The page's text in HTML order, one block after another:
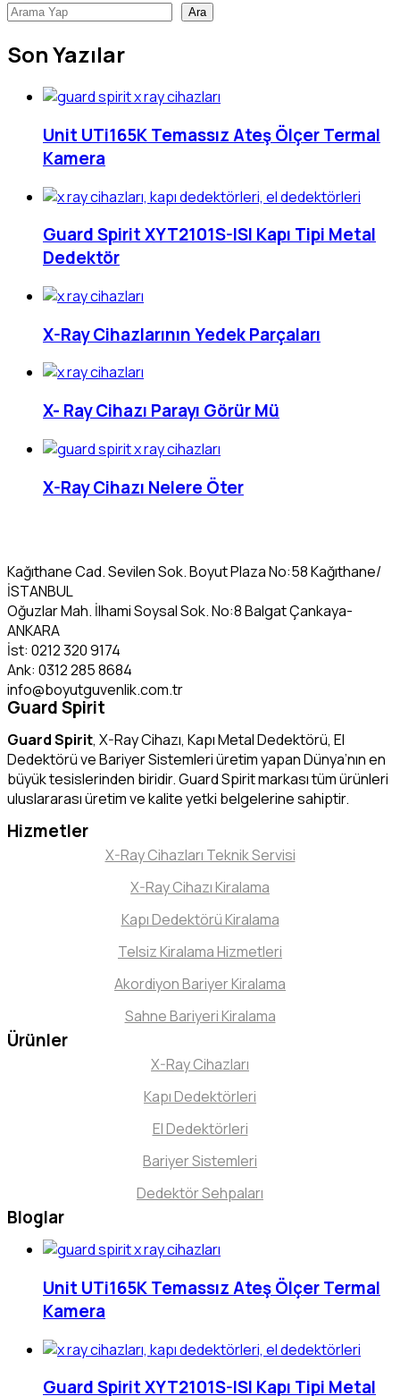
Ara
Son Yazılar
Unit UTi165K Temassız Ateş Ölçer Termal
Kamera
Guard Spirit XYT2101S-ISI Kapı Tipi Metal
Dedektör
X-Ray Cihazlarının Yedek Parçaları
X- Ray Cihazı Parayı Görür Mü
X-Ray Cihazı Nelere Öter
Kağıthane Cad. Sevilen Sok. Boyut Plaza No:58 Kağıthane/
İSTANBUL
Oğuzlar Mah. İlhami Soysal Sok. No:8 Balgat Çankaya-
ANKARA
İst: 0212 320 9174
Ank: 0312 285 8684
info@boyutguvenlik.com.tr
Guard Spirit
Guard Spirit, X-Ray Cihazı, Kapı Metal Dedektörü, El
Dedektörü ve Bariyer Sistemleri üretim yapan Dünya’nın en
büyük tesislerinden biridir. Guard Spirit markası tüm ürünleri
uluslararası üretim ve kalite yetki belgelerine sahiptir.
Hizmetler
X-Ray Cihazları Teknik Servisi
X-Ray Cihazı Kiralama
Kapı Dedektörü Kiralama
Telsiz Kiralama Hizmetleri
Akordiyon Bariyer Kiralama
Sahne Bariyeri Kiralama
Ürünler
X-Ray Cihazları
Kapı Dedektörleri
El Dedektörleri
Bariyer Sistemleri
Dedektör Sehpaları
Bloglar
Unit UTi165K Temassız Ateş Ölçer Termal
Kamera
Guard Spirit XYT2101S-ISI Kapı Tipi Metal